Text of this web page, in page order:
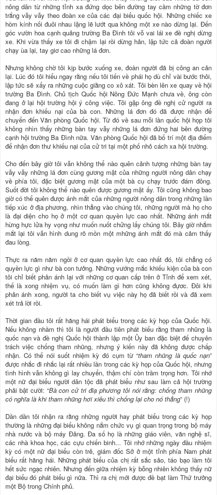
nông dân từ những tỉnh xa đứng dọc bên đường tay cầm những tờ đơn
trắng vẫy vẫy theo đoàn xe của các đại biểu quốc hội. Những chiếc xe
hòm kính nối đuôi nhau lặng lẽ lướt qua không một xe nào dừng lại. Đến
góc vườn hoa cạnh quảng trường Ba Đình tôi vỗ vai lái xe đề nghị dừng
xe. Khi vừa thấy xe tôi đi chậm lại rồi dừng hản, lập tức cả đoàn người
chạy ùa lại, tay giơ cao những lá đơn.
Nhưng không chờ tôi kịp bước xuống xe, đoàn người đã bị công an cản
lại. Lúc đó tôi hiểu ngay rằng nếu tôi tiến về phái họ dù chỉ vài bước thôi,
lập tức sẽ xẩy ra những cuộc giằng co xô xát. Tôi bèn lên xe quay về hội
trường Ba Đình. Chủ tịch Quốc hội Nông Đức Mạnh chưa về, ông còn
đang ở lại hội trường hội ý công việc. Tôi gặp ông đề nghị cử người ra
nhận đơn khiếu nại của bà con. Những lá đơn đó đã được nhận để
chuyển đến Văn phòng Quốc hội. Từ đó về sau mỗi lần quốc hội họp tôi
không nhìn thấy những bàn tay vẫy những lá đơn đứng hai bên đường
cạnh hội trường Ba Đình nữa. Văn phòng Quốc hội đã bố trí một địa điểm
để nhận đơn thư khiếu nại của cử tri tại một phố nhỏ cách xa hội trường.
Cho đến bây giờ tôi vẫn không thể nào quên cảnh tượng những bàn tay
vẫy vẫy những lá đơn cùng gương mặt của những người nông dân chạy
về phía tôi, đặc biệt gương mặt của một bà cụ chạy trước đám đông.
Suốt đời tôi không thể nào quên được gương mặt ấy. Tôi cũng không bao
giờ có thể quên được ánh mắt của những người nông dân trong những lần
tiếp xúc ở địa phương, nhìn thẳng vào chúng tôi, những người mà họ cho
là đại diện cho họ ở một cơ quan quyền lực cao nhất. Những ánh mắt
hừng hực lửa hy vọng như muốn nuốt chửng lấy chúng tôi. Bây giờ nhắm
mắt lại tôi vẫn hình dung rõ mồn một mhững ánh mắt đó mà cảm thấy
đau lòng.
Thực ra năm năm ngồi ở cơ quan quyền lực cao nhất đó, tôi chẳng có
quyền lực gì như bà con tưởng. Những vướng mắc khiếu kiện của bà con
tôi chỉ biết phản ánh lại với những cơ quan cấp trên ở Tỉnh để xem xét,
thế là xong nhiệm vụ, có muốn làm gì hơn cũng không đựơc. Đôi khi
phản ánh xong, người ta cho biết vụ việc này họ đã biết rồi và đã xem
xét trả lời rồi.
Thời gian đầu tôi rất hăng hái phát biểu trong các kỳ họp của Quốc hội.
Nếu không nhầm thì tôi là người đầu tiên phát biểu rằng tham nhũng là
quốc nạn và đề nghị Quốc hội thành lập một Ủy ban đặc biệt để chuyên
trách việc chống tham nhũng, nhưng ý kiến này đã không được chấp
nhận. Có thể nói suốt nhiệm kỳ đó cụm từ “tham nhũng là quốc nạn”
được nhắc đi nhắc lại rất nhiều lần trong các kỳ họp của Quốc hội, nhưng
tình hình vẫn không gì lay chuyển, thậm chí còn trầm trọng hơn. Tôi nhớ
một nữ đại biểu người dân tộc đã phát biểu như sau làm cả hội trường
phải bật cười: “Bà con cử tri điạ phương tôi nói rằng: chống tham nhũng
có nghĩa là khi tham nhũng hơi xiêu thì chống lại cho nó thẳng” (!)
Dần dần tôi nhận ra rằng những người hay phát biểu trong các kỳ họp
thường là những đại biểu không nắm chức vụ gì quan trọng trong bộ máy
nhà nước và bộ máy Đảng. Đa số họ là những giáo viên, văn nghệ sĩ,
các nhà khoa học, các cựu chiến binh... Tôi nhớ những ngày đầu nhiệm
kỳ có một nữ đại biểu còn trẻ, giám đốc Sở ở một tỉnh phía Nam phát
biểu rất hăng hái. Những phát biểu của chị rất sắc sảo, táo bạo làm tôi
hết sức ngạc nhiên. Nhưng đến giữa nhiệm kỳ bỗng nhiên không thấy nữ
đại biểu đó phát biểu gì nữa. Thì ra chị mới được đề bạt làm Thứ trưởng
một Bộ trong Chính phủ.